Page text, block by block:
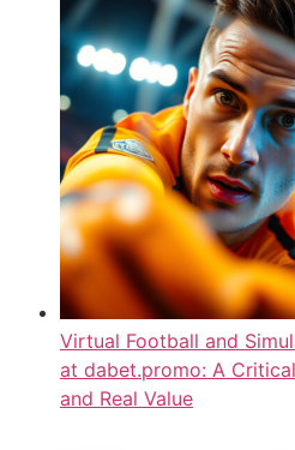
Virtual Football and
at dabet.promo: A
and Real Value